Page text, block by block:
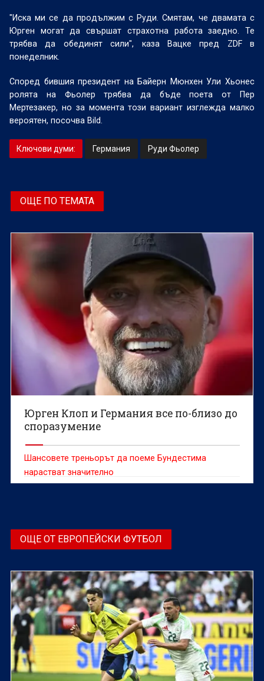
"Иска ми се да продължим с Руди. Смятам, че двамата с
Юрген могат да свършат страхотна работа заедно. Те
трябва да обединят сили", каза Вацке пред ZDF в
понеделник.
Според бившия президент на Байерн Мюнхен Ули Хьонес
ролята на Фьолер трябва да бъде поета от Пер
Мертезакер, но за момента този вариант изглежда малко
вероятен, посочва Bild.
Ключови думи: Германия Руди Фьолер
ОЩЕ ПО ТЕМАТА
Юрген Клоп и Германия все по-близо до
споразумение
Шансовете треньорът да поеме Бундестима
нарастват значително
ОЩЕ ОТ ЕВРОПЕЙСКИ ФУТБОЛ